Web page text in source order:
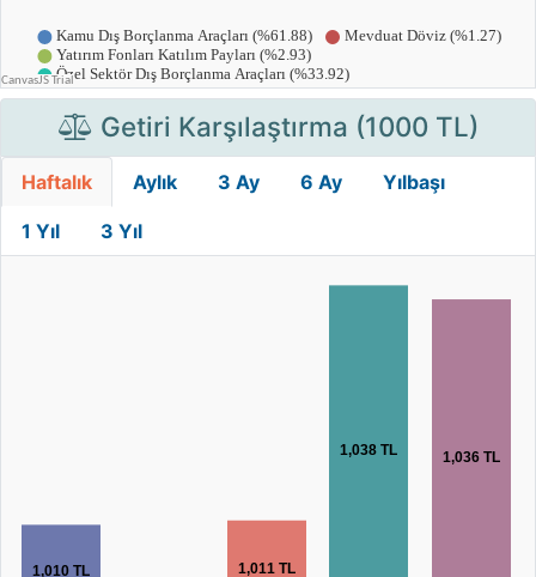
Getiri Karşılaştırma (1000 TL)
Haftalık Aylık 3 Ay 6 Ay Yılbaşı
1 Yıl 3 Yıl